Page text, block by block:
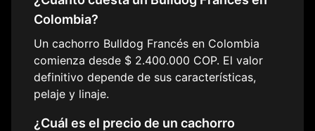
Colombia?
Un cachorro Bulldog Francés en Colombia
comienza desde $ 2.400.000 COP. El valor
definitivo depende de sus características,
pelaje y linaje.
¿Cuál es el precio de un cachorro